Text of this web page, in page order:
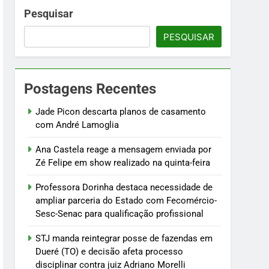
Sesc-Senac para
disciplinar contra juiz Adriano
Pesquisar
PESQUISAR
Postagens Recentes
Jade Picon descarta planos de casamento
com André Lamoglia
Ana Castela reage a mensagem enviada por
Zé Felipe em show realizado na quinta-feira
Professora Dorinha destaca necessidade de
ampliar parceria do Estado com Fecomércio-
Sesc-Senac para qualificação profissional
STJ manda reintegrar posse de fazendas em
Dueré (TO) e decisão afeta processo
disciplinar contra juiz Adriano Morelli